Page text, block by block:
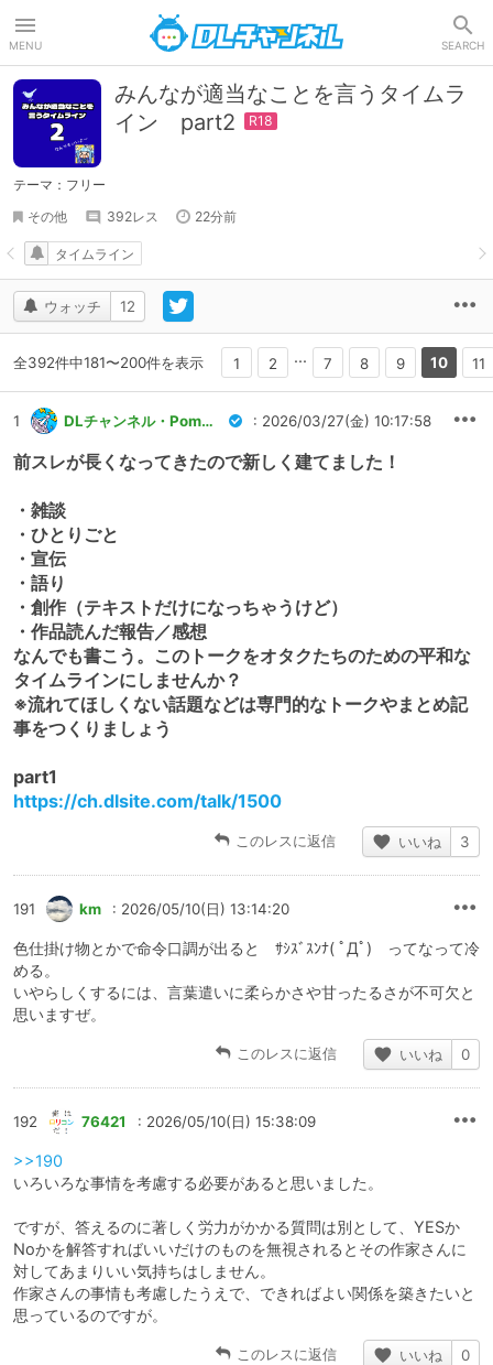
MENU SEARCH
みんなが適当なことを言うタイムラ
イン part2
テーマ：フリー
その他
392レス 22分前
ウォッチ 12
タイムライン
全392件中181〜200件を表示 1 2 ... 7 8 9 10 11
1 DLチャンネル・Pommu運営 : 2026/03/27(金) 10:17:58
前スレが長くなってきたので新しく建てました！
・雑談
・ひとりごと
・宣伝
・語り
・創作（テキストだけになっちゃうけど）
・作品読んだ報告／感想
なんでも書こう。このトークをオタクたちのための平和な
タイムラインにしませんか？
※流れてほしくない話題などは専門的なトークやまとめ記
事をつくりましょう
part1
https://ch.dlsite.com/talk/1500
このレスに返信 いいね 3
191 km : 2026/05/10(日) 13:14:20
色仕掛け物とかで命令口調が出ると ｻｼｽﾞｽﾝﾅ( ﾟДﾟ) ってなって冷
める。
いやらしくするには、言葉遣いに柔らかさや甘ったるさが不可欠と
思いますぜ。
このレスに返信 いいね 0
192 76421 : 2026/05/10(日) 15:38:09
>>190
いろいろな事情を考慮する必要があると思いました。
ですが、答えるのに著しく労力がかかる質問は別として、YESか
Noかを解答すればいいだけのものを無視されるとその作家さんに
対してあまりいい気持ちはしません。
作家さんの事情も考慮したうえで、できればよい関係を築きたいと
思っているのですが。
このレスに返信 いいね 0